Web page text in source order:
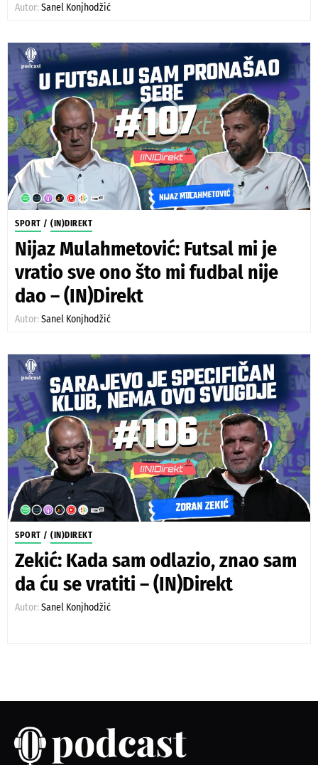
Autor: Sanel Konjhodžić
SPORT / (IN)DIREKT
Nijaz Mulahmetović: Futsal mi je
vratio sve ono što mi fudbal nije
dao – (IN)Direkt
Autor: Sanel Konjhodžić
SPORT / (IN)DIREKT
Zekić: Kada sam odlazio, znao sam
da ću se vratiti – (IN)Direkt
Autor: Sanel Konjhodžić